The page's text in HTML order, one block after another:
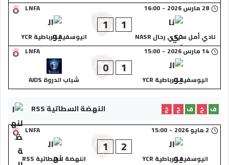
LNFA
28 مارس 2026 -
16:00
نادي أمل سيدي رحال NASR
1
1
اليوسفية الرباطية YCR
LNFA
14 مارس 2026 -
15:00
اليوسفية الرباطية YCR
1
0
شباب الدروة AJDS
النهضة السطاتية RSS ف خ ف خ
خ
LNFA
2 مايو 2026 -
15:00
اليوسفية الرباطية YCR
2
1
النهضة السطاتية RSS